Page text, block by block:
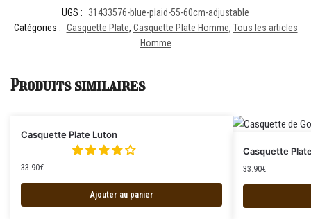
UGS :
31433576-blue-plaid-55-60cm-adjustable
Catégories : Casquette Plate, Casquette Plate Homme, Tous les articles
Homme
Produits similaires
Casquette Plate Luton
33.90€
Ajouter au panier
Casquette
33.90€